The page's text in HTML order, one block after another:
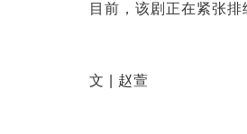
目前，该剧正在紧张排
文 | 赵萱